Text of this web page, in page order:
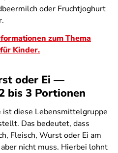
oder Fruchtjoghurt
zum Thema
Kinder.
oder Ei —
bis 3 Portionen
ist diese Lebensmittelgruppe
Das bedeutet, dass
Fleisch, Wurst oder Ei am
nicht muss. Hierbei lohnt